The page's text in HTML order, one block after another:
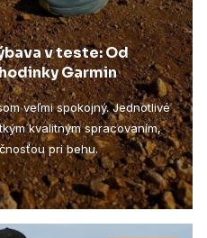
v teste: Od
Garmin
veľmi spokojný. Jednotlivé
kvalitným spracovaním,
pri behu.